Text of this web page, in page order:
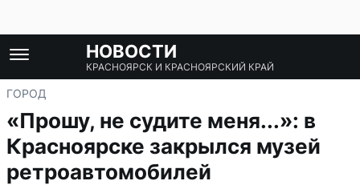
НОВОСТИ
КРАСНОЯРСК И КРАСНОЯРСКИЙ КРАЙ
ГОРОД
«Прошу, не судите меня...»: в
Красноярске закрылся музей
ретроавтомобилей